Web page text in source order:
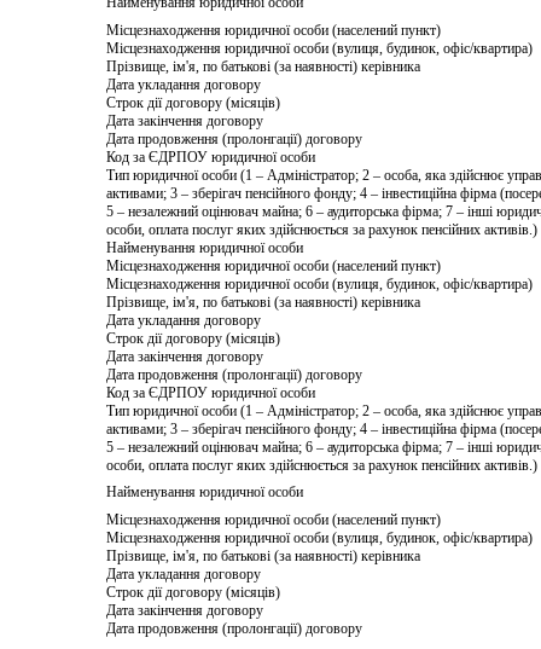
Місцезнаходження юридичної особи (населений пункт)
Місцезнаходження юридичної особи (вулиця, будинок, офіс/квартира)
Прізвище, ім'я, по батькові (за наявності) керівника
Дата укладання договору
Строк дії договору (місяців)
Дата закінчення договору
Дата продовження (пролонгації) договору
Код за ЄДРПОУ юридичної особи
Тип юридичної особи (1 – Адміністратор; 2 – особа, яка здійснює
активами; 3 – зберігач пенсійного фонду; 4 – інвестиційна фірма
5 – незалежний оцінювач майна; 6 – аудиторська фірма; 7 – інші
особи, оплата послуг яких здійснюється за рахунок пенсійних активів.)
Найменування юридичної особи
Місцезнаходження юридичної особи (населений пункт)
Місцезнаходження юридичної особи (вулиця, будинок, офіс/квартира)
Прізвище, ім'я, по батькові (за наявності) керівника
Дата укладання договору
Строк дії договору (місяців)
Дата закінчення договору
Дата продовження (пролонгації) договору
Код за ЄДРПОУ юридичної особи
Тип юридичної особи (1 – Адміністратор; 2 – особа, яка здійснює
активами; 3 – зберігач пенсійного фонду; 4 – інвестиційна фірма
5 – незалежний оцінювач майна; 6 – аудиторська фірма; 7 – інші
особи, оплата послуг яких здійснюється за рахунок пенсійних активів.)
Найменування юридичної особи
Місцезнаходження юридичної особи (населений пункт)
Місцезнаходження юридичної особи (вулиця, будинок, офіс/квартира)
Прізвище, ім'я, по батькові (за наявності) керівника
Дата укладання договору
Строк дії договору (місяців)
Дата закінчення договору
Дата продовження (пролонгації) договору